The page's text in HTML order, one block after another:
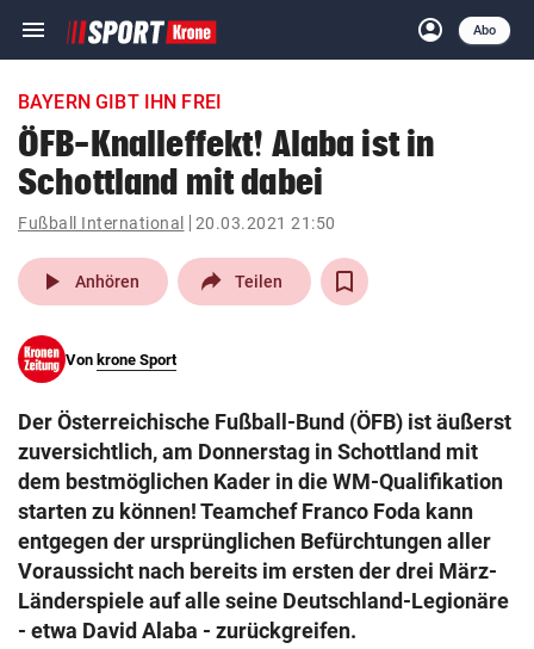
menu Navigation
ein-/ausklappen
account_circle
Anmelden
Abo
close Schließen
account_circle Anmelden
pin_drop
Wien arrow_right
search
Suchbegriff
eingeben
© Krone Multimedia GmbH & Co KG 2026
Muthgasse 2, 1190 Wien
BAYERN GIBT IHN FREI
ÖFB-Knalleffekt! Alaba ist in
Schottland mit dabei
Fußball International 20.03.2021 21:50
play_arrow Anhören Teilen
Von krone Sport
Der Österreichische Fußball-Bund (ÖFB) ist äußerst
zuversichtlich, am Donnerstag in Schottland mit
dem bestmöglichen Kader in die WM-Qualifikation
starten zu können! Teamchef Franco Foda kann
entgegen der ursprünglichen Befürchtungen aller
Voraussicht nach bereits im ersten der drei März-
Länderspiele auf alle seine Deutschland-Legionäre
- etwa David Alaba - zurückgreifen.